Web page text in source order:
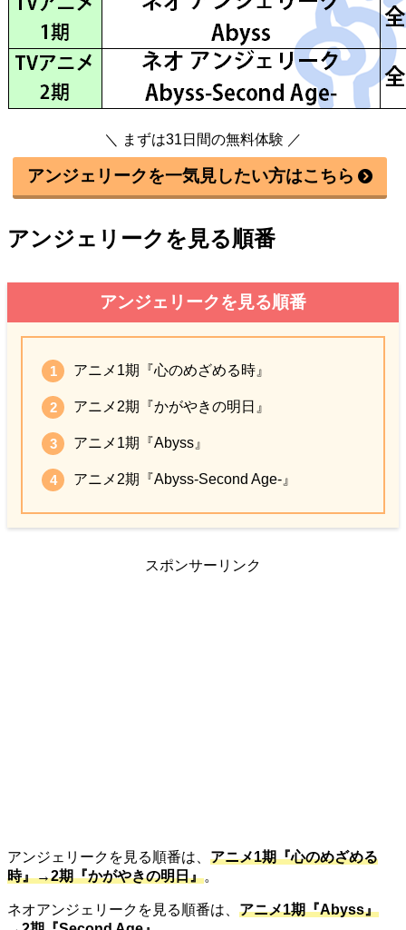
＼ まずは31日間の無料体験 ／
アンジェリークを一気見したい方はこちら
アンジェリークを見る順番
アンジェリークを見る順番
アニメ1期『心のめざめる時』
アニメ2期『かがやきの明日』
アニメ1期『Abyss』
アニメ2期『Abyss-Second Age-』
スポンサーリンク
アンジェリークを見る順番は、 アニメ1期『心のめざめる
時』→2期『かがやきの明日』。
ネオアンジェリークを見る順番は、 アニメ1期『Abyss』